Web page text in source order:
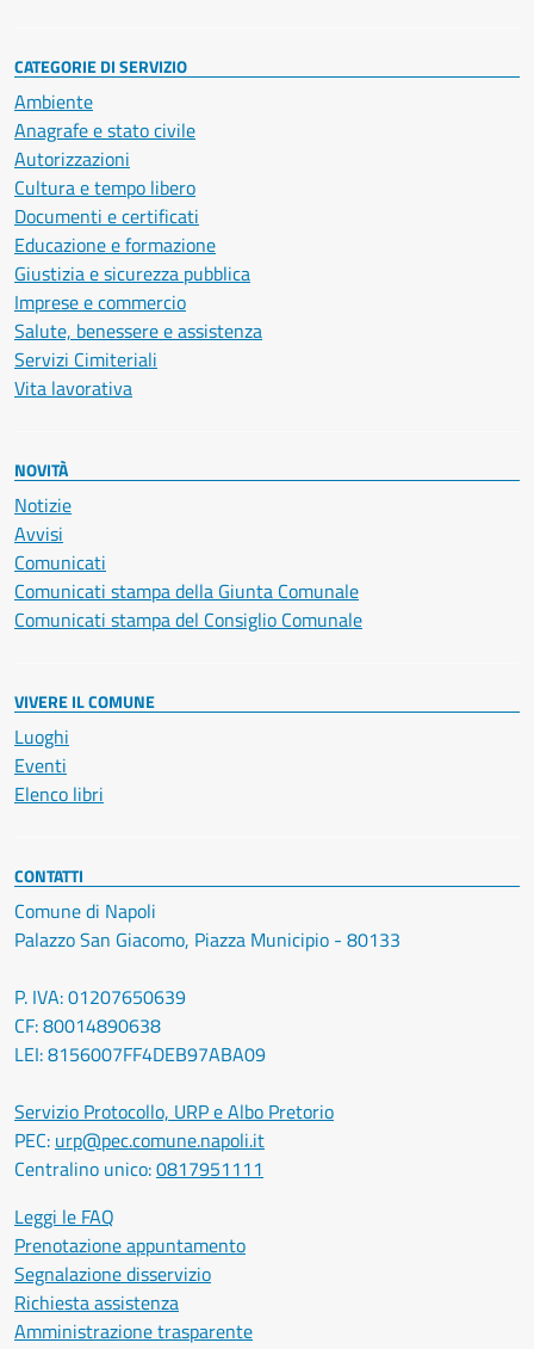
CATEGORIE DI SERVIZIO
Ambiente
Anagrafe e stato civile
Autorizzazioni
Cultura e tempo libero
Documenti e certificati
Educazione e formazione
Giustizia e sicurezza pubblica
Imprese e commercio
Salute, benessere e assistenza
Servizi Cimiteriali
Vita lavorativa
NOVITÀ
Notizie
Avvisi
Comunicati
Comunicati stampa della Giunta Comunale
Comunicati stampa del Consiglio Comunale
VIVERE IL COMUNE
Luoghi
Eventi
Elenco libri
CONTATTI
Comune di Napoli
Palazzo San Giacomo, Piazza Municipio - 80133
P. IVA: 01207650639
CF: 80014890638
LEI: 8156007FF4DEB97ABA09
Servizio Protocollo, URP e Albo Pretorio
PEC: urp@pec.comune.napoli.it
Centralino unico:0817951111
Leggi le FAQ
Prenotazione appuntamento
Segnalazione disservizio
Richiesta assistenza
Amministrazione trasparente